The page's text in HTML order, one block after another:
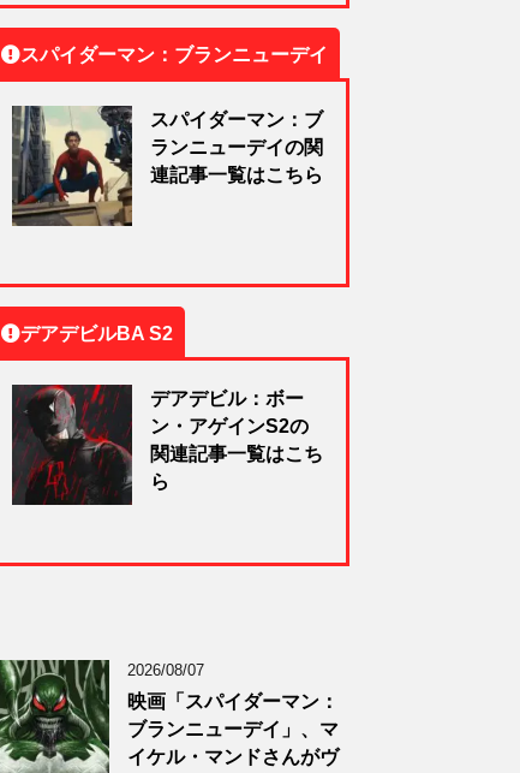
スパイダーマン：ブランニューデイ
スパイダーマン：ブ
ランニューデイの関
連記事一覧はこちら
デアデビルBA S2
デアデビル：ボー
ン・アゲインS2の
関連記事一覧はこち
ら
2026/08/07
映画「スパイダーマン：
ブランニューデイ」、マ
イケル・マンドさんがヴ